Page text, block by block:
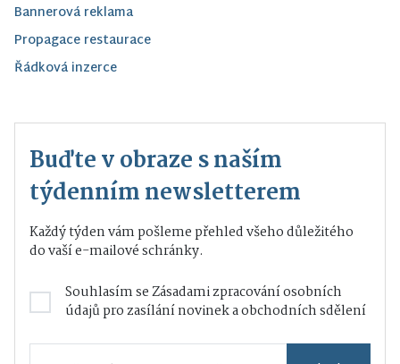
Bannerová reklama
Propagace restaurace
Řádková inzerce
Buďte v obraze s naším
týdenním newsletterem
Každý týden vám pošleme přehled všeho důležitého
do vaší e-mailové schránky.
Souhlasím seZásadami zpracování osobních
údajůpro zasílání novinek a obchodních sdělení